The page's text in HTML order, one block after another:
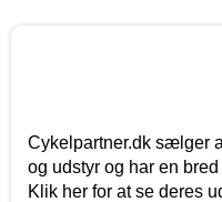
Cykelpartner.dk sælger
og udstyr og har en
Klik her for at se deres